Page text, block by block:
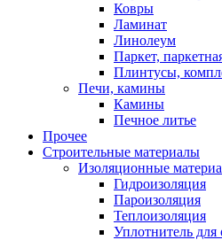
Ковры
Ламинат
Линолеум
Паркет,
Плинтусы,
Печи, камины
Камины
Печное литье
Прочее
Строительные материалы
Изоляционные
Гидроизоляция
Пароизоляция
Теплоизоляция
Уплотнитель для